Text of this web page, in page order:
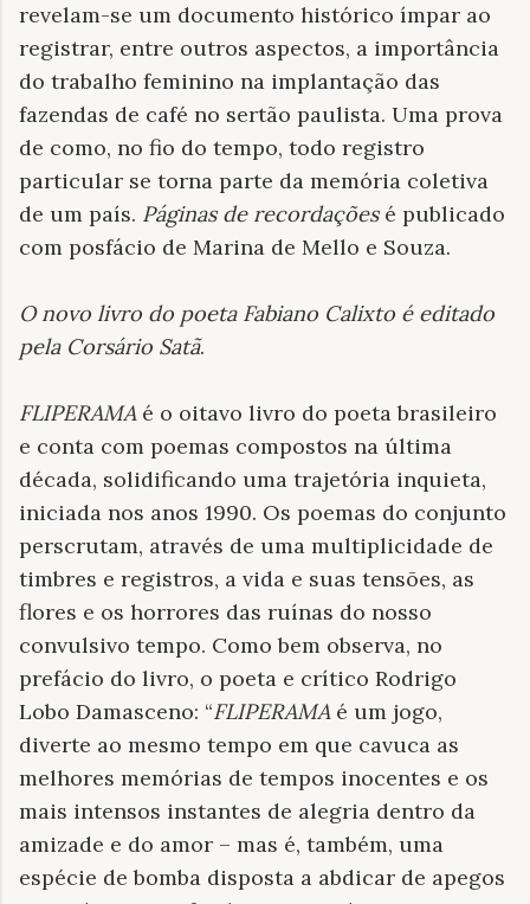
revelam-se um documento histórico ímpar ao
registrar, entre outros aspectos, a importância
do trabalho feminino na implantação das
fazendas de café no sertão paulista. Uma prova
de como, no fio do tempo, todo registro
particular se torna parte da memória coletiva
de um país. Páginas de recordações é publicado
com posfácio de Marina de Mello e Souza.
O novo livro do poeta Fabiano Calixto é editado
pela Corsário Satã.
FLIPERAMAé o oitavo livro do poeta brasileiro
e conta com poemas compostos na última
década, solidificando uma trajetória inquieta,
iniciada nos anos 1990. Os poemas do conjunto
perscrutam, através de uma multiplicidade de
timbres e registros, a vida e suas tensões, as
flores e os horrores das ruínas do nosso
convulsivo tempo. Como bem observa, no
prefácio do livro, o poeta e crítico Rodrigo
Lobo Damasceno: “FLIPERAMAé um jogo,
diverte ao mesmo tempo em que cavuca as
melhores memórias de tempos inocentes e os
mais intensos instantes de alegria dentro da
amizade e do amor – mas é, também, uma
espécie de bomba disposta a abdicar de apegos